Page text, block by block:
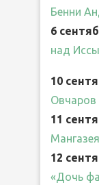
Бенни
6
над
10
Овчаров
11
Мангазея
12
«Дочь